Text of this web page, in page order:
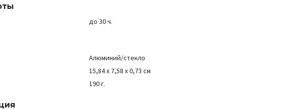
до 30 ч.
Алюминий/стекло
15,84 x 7,58 x 0,73 см
190 г.